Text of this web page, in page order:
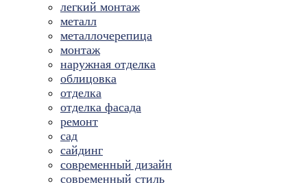
легкий монтаж
металл
металлочерепица
монтаж
наружная отделка
облицовка
отделка
отделка фасада
ремонт
сад
сайдинг
современный дизайн
современный стиль